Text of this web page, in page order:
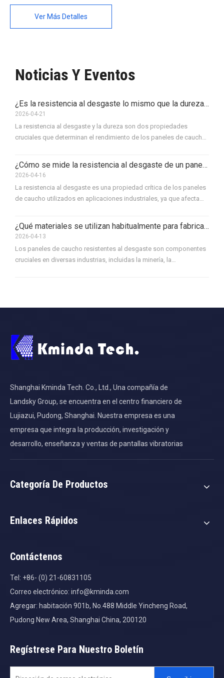
Ver Más Detalles
Noticias Y Eventos
¿Es la resistencia al desgaste lo mismo que la dureza? ¿En qué se diferencian?
2026-04-21
La resistencia al desgaste y la dureza son dos propiedades
cruciales que determinan el rendimiento de los paneles de caucho
abrasión y otras formas de estrés mecánico, asegurando su
¿Cómo se mide la resistencia al desgaste de un panel de caucho?
2026-04-16
La resistencia al desgaste es una propiedad crítica de los paneles
de caucho utilizados en aplicaciones industriales, ya que afecta
construcción y la manufactura, los paneles de caucho a menudo
cargas pesadas y materiales abrasivos.
¿Qué materiales se utilizan habitualmente para fabricar paneles de caucho resistentes al desgaste?
2026-04-13
Los paneles de caucho resistentes al desgaste son componentes
cruciales en diversas industrias, incluidas la minería, la
Shanghai Kminda Tech. Co., Ltd., Una compañía de
Landsky Group, se encuentra en el centro financiero de
Lujiazui, Pudong, Shanghai. Nuestra empresa es una
empresa que integra la producción, investigación y
desarrollo, enseñanza y ventas de pantallas vibratorias
Categoría De Productos
Enlaces Rápidos
Contáctenos
Tel: +86- (0) 21-60831105
Correo electrónico: info@kminda.com
Agregar: habitación 901b, No.488 Middle Yincheng Road,
Pudong New Area, Shanghai China, 200120
Regístrese Para Nuestro Boletín